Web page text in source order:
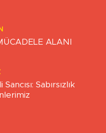
ALANI
Sancısı: Sabırsızlık